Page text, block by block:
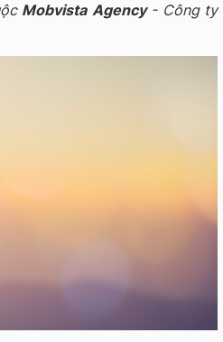
Mobvista Agency- Công ty